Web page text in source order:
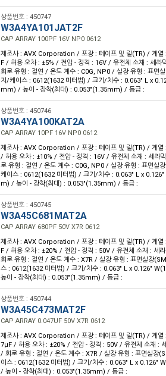
상품번호 : 450747
W3A4YA101JAT2F
CAP ARRAY 100PF 16V NP0 0612
제조사 : AVX Corporation / 포장 : 테이프 및 릴(TR) / 계
F / 허용 오차 : ±5% / 전압 - 정격 : 16V / 유전체 소재 : 세라
회로 유형 : 절연 / 온도 계수 : C0G, NP0 / 실장 유형 : 표면
지/케이스 : 0612(1632 미터법) / 크기/치수 : 0.063" L x
mm) / 높이 - 장착(최대) : 0.053"(1.35mm) / 등급 :
상품번호 : 450746
W3A4YA100KAT2A
CAP ARRAY 10PF 16V NP0 0612
제조사 : AVX Corporation / 포장 : 테이프 및 릴(TR) / 계열
/ 허용 오차 : ±10% / 전압 - 정격 : 16V / 유전체 소재 : 세라
로 유형 : 절연 / 온도 계수 : C0G, NP0 / 실장 유형 : 표면실
케이스 : 0612(1632 미터법) / 크기/치수 : 0.063" L x
m) / 높이 - 장착(최대) : 0.053"(1.35mm) / 등급 :
상품번호 : 450745
W3A45C681MAT2A
CAP ARRAY 680PF 50V X7R 0612
제조사 : AVX Corporation / 포장 : 테이프 및 릴(TR) / 계
F / 허용 오차 : ±20% / 전압 - 정격 : 50V / 유전체 소재 : 세
회로 유형 : 절연 / 온도 계수 : X7R / 실장 유형 : 표면실장
스 : 0612(1632 미터법) / 크기/치수 : 0.063" L x 0.126"
높이 - 장착(최대) : 0.053"(1.35mm) / 등급 :
상품번호 : 450744
W3A45C473MAT2F
CAP ARRAY 0.047UF 50V X7R 0612
제조사 : AVX Corporation / 포장 : 테이프 및 릴(TR) / 계열
7µF / 허용 오차 : ±20% / 전압 - 정격 : 50V / 유전체 소재 :
/ 회로 유형 : 절연 / 온도 계수 : X7R / 실장 유형 : 표면실장
이스 : 0612(1632 미터법) / 크기/치수 : 0.063" L x 0.126"
/ 높이 - 장착(최대) : 0.053"(1.35mm) / 등급 :